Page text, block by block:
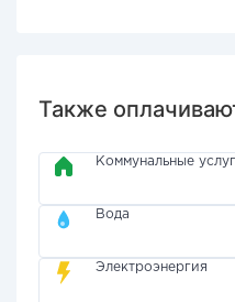
Также
Коммунальные
Вода
Электроэнергия